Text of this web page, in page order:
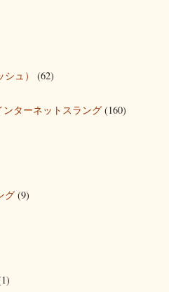
ュ）
(62)
ターネットスラング (160)
グ (9)